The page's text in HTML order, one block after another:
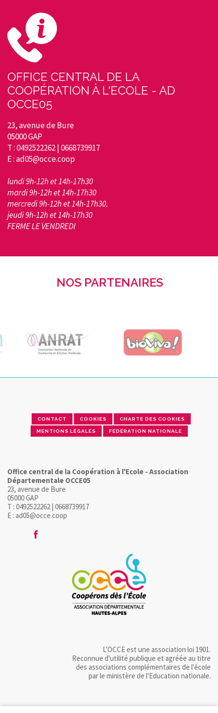
OFFICE CENTRAL DE LA
COOPÉRATION À L'ECOLE - AD
OCCE05
23, avenue de Bure
05000 GAP
T : 0492522262 | 0668739917
E : ad05@occe.coop
lundi 9h-12h et 14h-17h30
mardi 9h-12h et 14h-17h30
mercredi 9h-12h et 14h-17h30.
jeudi 9h-12h et 14h-17h30
FERME LE VENDREDI
NOS PARTENAIRES
CONTACT COOKIES CHARTE DES COOKIES
MENTIONS LÉGALES FÉDÉRATION NATIONALE
Office central de la Coopération à l'Ecole - Association
Départementale OCCE05
23, avenue de Bure
05000 GAP
T : 0492522262 | 0668739917
E : ad05@occe.coop
L'OCCE est une association loi 1901.
Reconnue d'utilité publique et agréée au titre
des associations complémentaires de l'école
par le ministère de l'Education nationale.